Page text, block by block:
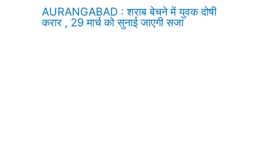
AURANGABAD : शराब बेचने में युवक दोषी
करार , 29 मार्च को सुनाई जाएगी सजा